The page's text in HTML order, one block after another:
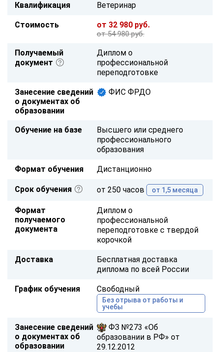
Квалификация Ветеринар
Стоимость от 32 980 руб.
от 54 980 руб.
Получаемый
документ
Диплом о
профессиональной
переподготовке
Занесение сведений
о документах об
образовании
ФИС ФРДО
Обучение на базе
Высшего или среднего
профессионального
образования
Формат обучения Дистанционно
Срок обучения от 250 часов от 1,5 месяца
Формат
получаемого
документа
Диплом о
профессиональной
переподготовке с твердой
корочкой
Доставка
Бесплатная доставка
диплома по всей России
График обучения Свободный
Без отрыва от работы и
учебы
Занесение сведений
о документах об
образовании
ФЗ №273 «Об
образовании в РФ» от
29.12.2012